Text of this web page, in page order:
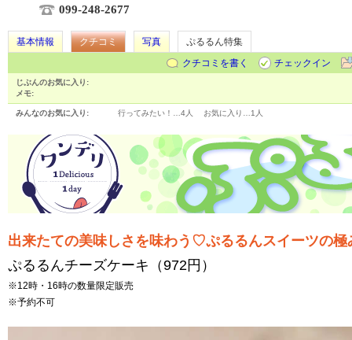
099-248-2677
基本情報 クチコミ 写真
ぷるるん特集
クチコミを書く
チェックイン
じぶんのお気に入り:
メモ:
みんなのお気に入り: 行ってみたい！… 4人 お気に入り… 1人
出来たての美味しさを味わう♡ぷるるんスイーツの極
ぷるるんチーズケーキ（972円）
※12時・16時の数量限定販売
※予約不可